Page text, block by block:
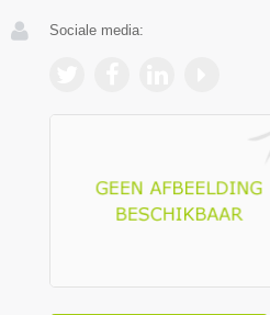
Sociale media: